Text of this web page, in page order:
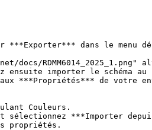
***Exporter*** dans le menu
ensuite importer le
***Propriétés*** de votre
Couleurs.
sélectionnez ***Importer
propriétés.